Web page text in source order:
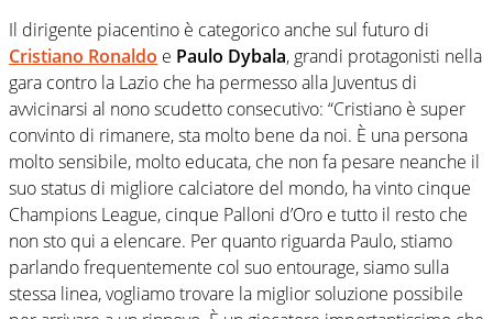
Il dirigente piacentino è categorico anche sul futuro di
Cristiano Ronaldo e Paulo Dybala, grandi protagonisti nella
gara contro la Lazio che ha permesso alla Juventus di
avvicinarsi al nono scudetto consecutivo: “Cristiano è super
convinto di rimanere, sta molto bene da noi. È una persona
molto sensibile, molto educata, che non fa pesare neanche il
suo status di migliore calciatore del mondo, ha vinto cinque
Champions League, cinque Palloni d’Oro e tutto il resto che
non sto qui a elencare. Per quanto riguarda Paulo, stiamo
parlando frequentemente col suo entourage, siamo sulla
stessa linea, vogliamo trovare la miglior soluzione possibile